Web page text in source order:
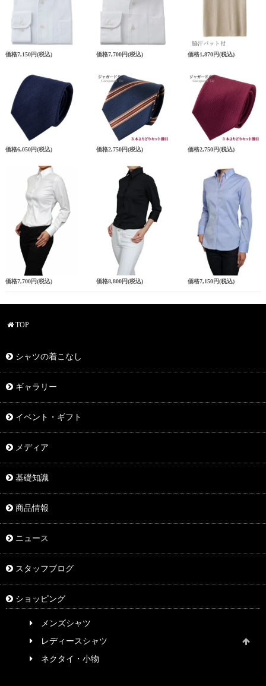
価格7,150円(税込) 価格7,700円(税込) 価格1,870円(税込)
価格6,050円(税込) 価格2,750円(税込) 価格2,750円(税込)
価格7,700円(税込) 価格8,800円(税込) 価格7,150円(税込)
TOP
シャツの着こなし
ギャラリー
イベント・ギフト
メディア
基礎知識
商品情報
ニュース
スタッフブログ
ショッピング
メンズシャツ
レディースシャツ
ネクタイ・小物